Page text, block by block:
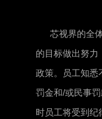
芯视界的全
的目标做出努力
政策。员工知悉
罚金和/或民事
时员工将受到纪